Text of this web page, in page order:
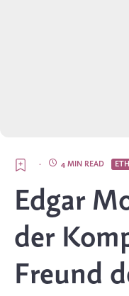
4 MIN READ
·
Edgar
der
Freund